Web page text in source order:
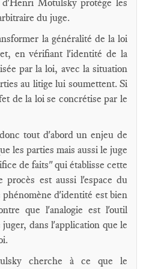
Motulsky protège les
du juge.
la généralité de la loi
en vérifiant l'identité de la
par la loi, avec la situation
au litige lui soumettent. Si
de la loi se concrétise par le
tout d'abord un enjeu de
les parties mais aussi le juge
de faits" qui établisse cette
procès est aussi l'espace du
d'identité est bien
que l'analogie est l'outil
dans l'application que le
cherche à ce que le